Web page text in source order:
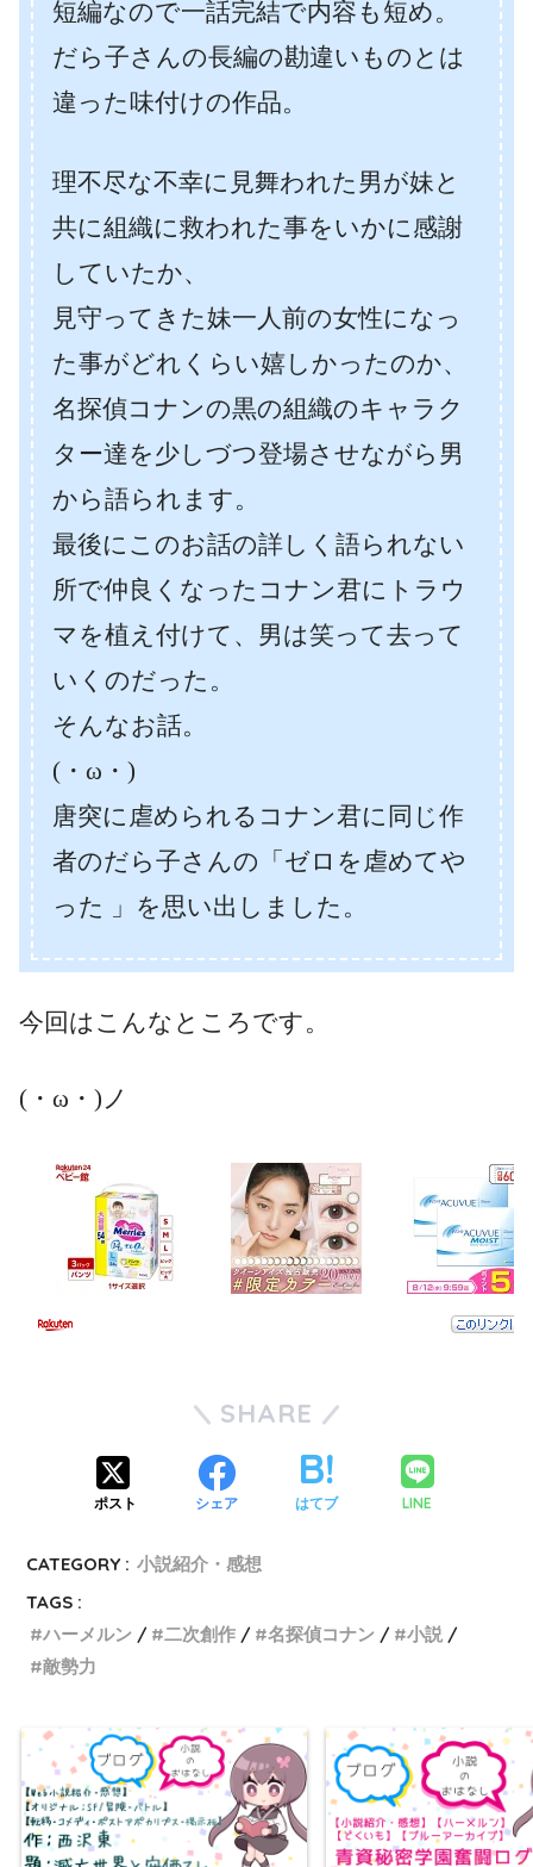
短編なので一話完結で内容も短め。
だら子さんの長編の勘違いものとは
違った味付けの作品。
理不尽な不幸に見舞われた男が妹と
共に組織に救われた事をいかに感謝
していたか、
見守ってきた妹一人前の女性になっ
た事がどれくらい嬉しかったのか、
名探偵コナンの黒の組織のキャラク
ター達を少しづつ登場させながら男
から語られます。
最後にこのお話の詳しく語られない
所で仲良くなったコナン君にトラウ
マを植え付けて、男は笑って去って
いくのだった。
そんなお話。
(・ω・)
唐突に虐められるコナン君に同じ作
者のだら子さんの「ゼロを虐めてや
った 」を思い出しました。
今回はこんなところです。
(・ω・)ノ
SHARE
ポスト シェア はてブ LINE
CATEGORY : 小説紹介・感想
TAGS :
ハーメルン
二次創作 名探偵コナン
小説
敵勢力